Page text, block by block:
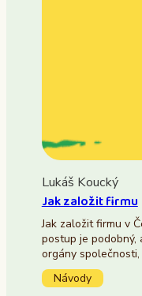
Lukáš Koucký
Jak založit firmu
Jak založit firmu v
postup je podobný,
orgány
Návody